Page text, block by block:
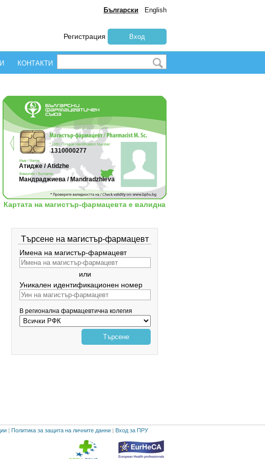
Български English
Регистрация Вход
КОНТАКТИ
1310000277
Атидже / Atidzhe
Мандраджиева / Mandradzhieva
Картата на магистър-фармацевта е валидна
Търсене на магистър-фармацевт
Имена на магистър-фармацевт
или
Уникален идентификационен номер
В регионална фармацевтична колегия
Търсене
| Политика за защита на личните данни | Вход за ПРУ